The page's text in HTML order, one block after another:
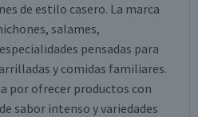
de estilo casero. La marca
salames,
pensadas para
y comidas familiares.
por ofrecer productos con
sabor intenso y variedades